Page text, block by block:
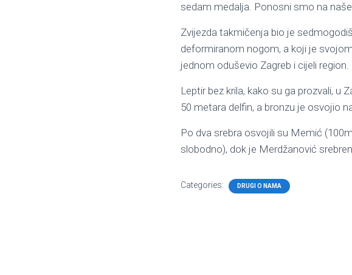
sedam medalja. Ponosni smo na
Zvijezda takmičenja bio je
deformiranom nogom, a koji je
jednom oduševio Zagreb i cijeli region.
Leptir bez krila, kako su ga prozvali, u
50 metara delfin, a bronzu je osvojio
Po dva srebra osvojili su Memić
slobodno), dok je Merdžanović
Categories: DRUGI O NAMA